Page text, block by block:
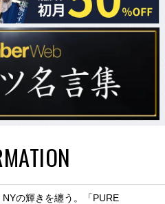
NYの輝きを纏う。「PURE